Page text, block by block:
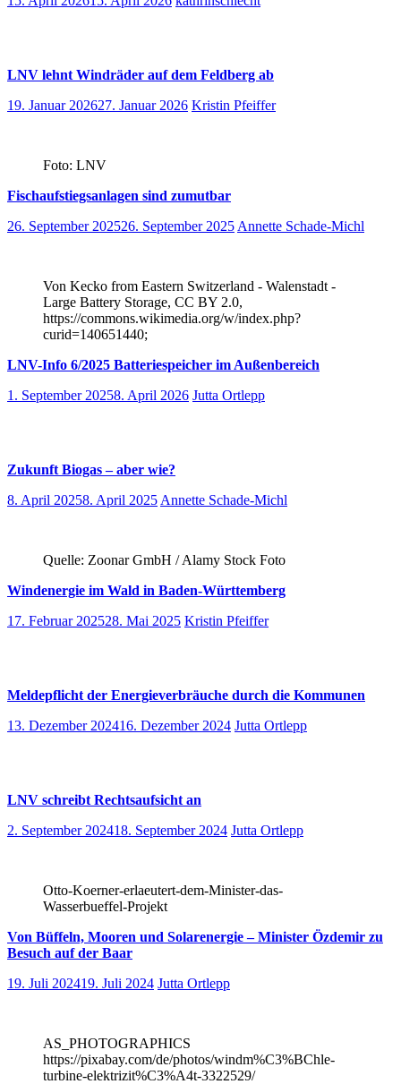
LNV lehnt Windräder auf dem Feldberg ab
19. Januar 202627. Januar 2026 Kristin Pfeiffer
Foto: LNV
Fischaufstiegsanlagen sind zumutbar
26. September 202526. September 2025 Annette Schade-Michl
Von Kecko from Eastern Switzerland - Walenstadt -
Large Battery Storage, CC BY 2.0,
https://commons.wikimedia.org/w/index.php?
curid=140651440;
LNV-Info 6/2025 Batteriespeicher im Außenbereich
1. September 20258. April 2026 Jutta Ortlepp
Zukunft Biogas – aber wie?
8. April 20258. April 2025 Annette Schade-Michl
Quelle: Zoonar GmbH / Alamy Stock Foto
Windenergie im Wald in Baden-Württemberg
17. Februar 202528. Mai 2025 Kristin Pfeiffer
Meldepflicht der Energieverbräuche durch die Kommunen
13. Dezember 202416. Dezember 2024 Jutta Ortlepp
LNV schreibt Rechtsaufsicht an
2. September 202418. September 2024 Jutta Ortlepp
Otto-Koerner-erlaeutert-dem-Minister-das-
Wasserbueffel-Projekt
Von Büffeln, Mooren und Solarenergie – Minister Özdemir zu
Besuch auf der Baar
19. Juli 202419. Juli 2024 Jutta Ortlepp
AS_PHOTOGRAPHICS
https://pixabay.com/de/photos/windm%C3%BChle-
turbine-elektrizit%C3%A4t-3322529/